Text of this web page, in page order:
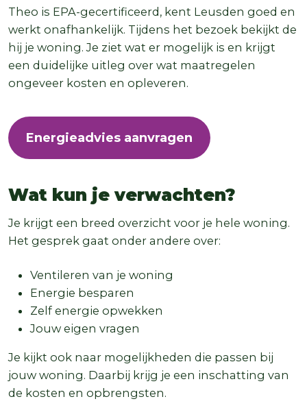
Theo is EPA-gecertificeerd, kent Leusden goed en
werkt onafhankelijk. Tijdens het bezoek bekijkt de
hij je woning. Je ziet wat er mogelijk is en krijgt
een duidelijke uitleg over wat maatregelen
ongeveer kosten en opleveren.
Energieadvies aanvragen
Wat kun je verwachten?
Je krijgt een breed overzicht voor je hele woning.
Het gesprek gaat onder andere over:
Ventileren van je woning
Energie besparen
Zelf energie opwekken
Jouw eigen vragen
Je kijkt ook naar mogelijkheden die passen bij
jouw woning. Daarbij krijg je een inschatting van
de kosten en opbrengsten.